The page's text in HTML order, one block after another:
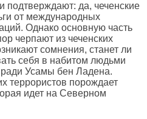
подтверждают: да, чеченские
от международных
Однако основную часть
черпают из чеченских
сомнения, станет ли
себя в набитом людьми
ради Усамы бен Ладена.
террористов порождает
идет на Северном